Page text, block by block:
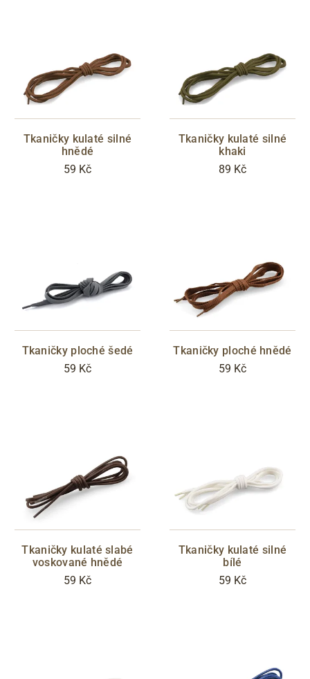
Tkaničky kulaté silné
hnědé
59 Kč
Tkaničky kulaté silné
khaki
89 Kč
Tkaničky ploché šedé
59 Kč
Tkaničky ploché hnědé
59 Kč
Tkaničky kulaté slabé
voskované hnědé
59 Kč
Tkaničky kulaté silné
bílé
59 Kč